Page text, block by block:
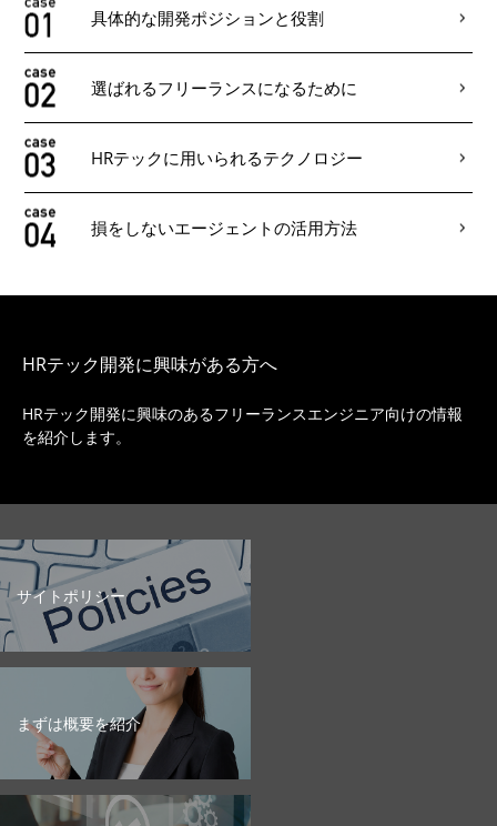
具体的な開発ポジションと役割
選ばれるフリーランスになるために
HRテックに用いられるテクノロジー
損をしないエージェントの活用方法
HRテック開発に興味がある方へ
HRテック開発に興味のあるフリーランスエンジニア向けの情報
を紹介します。
サイトポリシー
まずは概要を紹介